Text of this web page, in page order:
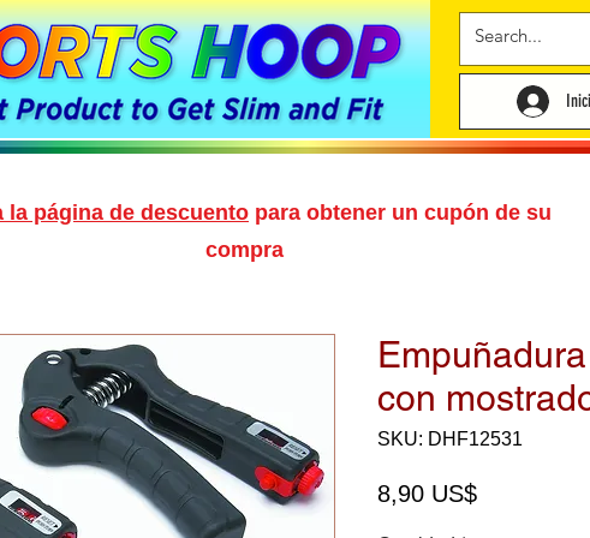
con
SKU: DHF12531
8,90 US$Precio
la página de descuento para obtener un cupón de su
compra